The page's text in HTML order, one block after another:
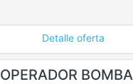
Detalle oferta
OPERADOR